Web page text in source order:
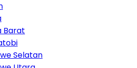
Barat
Selatan